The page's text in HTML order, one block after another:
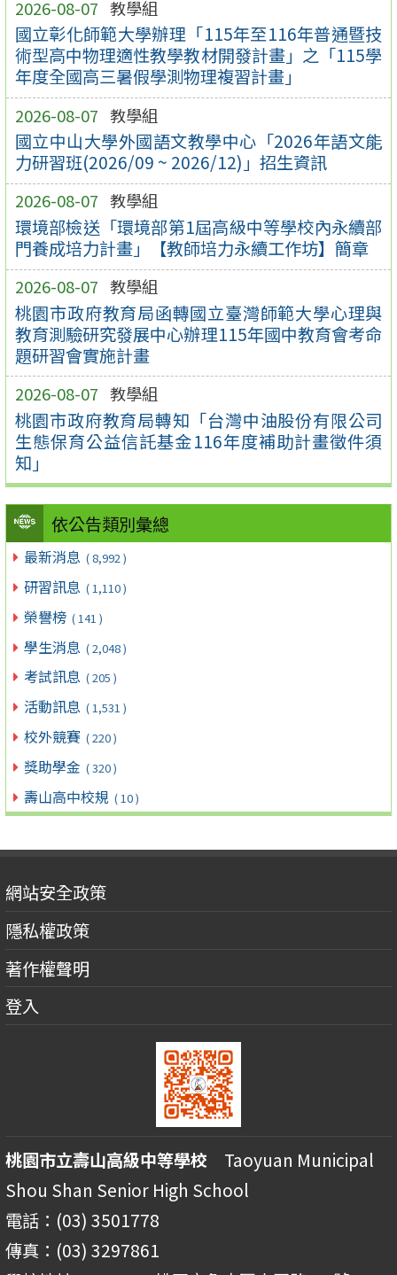
2026-08-07 教學組
國立彰化師範大學辦理「115年至116年普通暨技
術型高中物理適性教學教材開發計畫」之「115學
年度全國高三暑假學測物理複習計畫」
2026-08-07 教學組
國立中山大學外國語文教學中心「2026年語文能
力研習班(2026/09 ~ 2026/12)」招生資訊
2026-08-07 教學組
環境部檢送「環境部第1屆高級中等學校內永續部
門養成培力計畫」【教師培力永續工作坊】簡章
2026-08-07 教學組
桃園市政府教育局函轉國立臺灣師範大學心理與
教育測驗研究發展中心辦理115年國中教育會考命
題研習會實施計畫
2026-08-07 教學組
桃園市政府教育局轉知「台灣中油股份有限公司
生態保育公益信託基金116年度補助計畫徵件須
知」
依公告類別彙總
最新消息 ( 8,992 )
研習訊息 ( 1,110 )
榮譽榜 ( 141 )
學生消息 ( 2,048 )
考試訊息 ( 205 )
活動訊息 ( 1,531 )
校外競賽 ( 220 )
獎助學金 ( 320 )
壽山高中校規 ( 10 )
網站安全政策
隱私權政策
著作權聲明
登入
桃園市立壽山高級中等學校 Taoyuan Municipal
Shou Shan Senior High School
電話：(03) 3501778
傳真：(03) 3297861